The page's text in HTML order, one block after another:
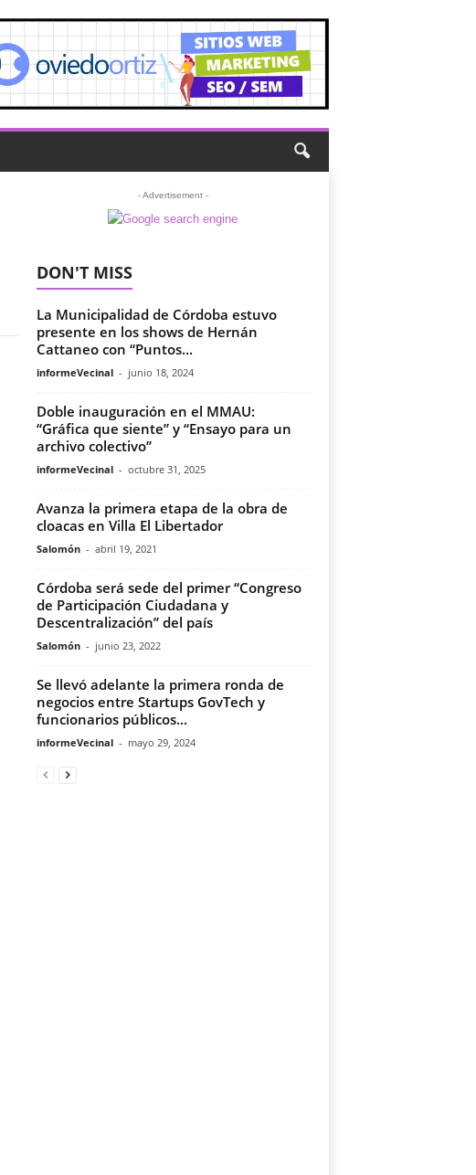
- Advertisement -
DON'T MISS
La Municipalidad de Córdoba estuvo
presente en los shows de Hernán
Cattaneo con “Puntos...
informeVecinal - junio 18, 2024
Doble inauguración en el MMAU:
“Gráfica que siente” y “Ensayo para un
archivo colectivo”
informeVecinal - octubre 31, 2025
Avanza la primera etapa de la obra de
cloacas en Villa El Libertador
Salomón - abril 19, 2021
Córdoba será sede del primer “Congreso
de Participación Ciudadana y
Descentralización” del país
Salomón - junio 23, 2022
Se llevó adelante la primera ronda de
negocios entre Startups GovTech y
funcionarios públicos...
informeVecinal - mayo 29, 2024